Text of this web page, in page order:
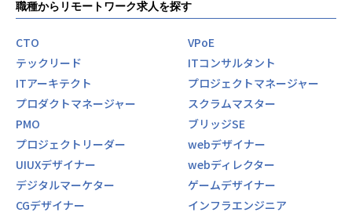
職種からリモートワーク求人を探す
CTO
VPoE
テックリード
ITコンサルタント
ITアーキテクト
プロジェクトマネージャー
プロダクトマネージャー
スクラムマスター
PMO
ブリッジSE
プロジェクトリーダー
webデザイナー
UIUXデザイナー
webディレクター
デジタルマーケター
ゲームデザイナー
CGデザイナー
インフラエンジニア